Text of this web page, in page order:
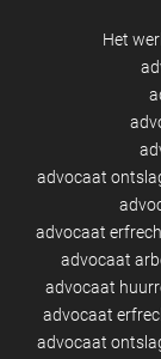
Het
advocaat
advocaat
advocaat
advocaat
advocaat
advocaat